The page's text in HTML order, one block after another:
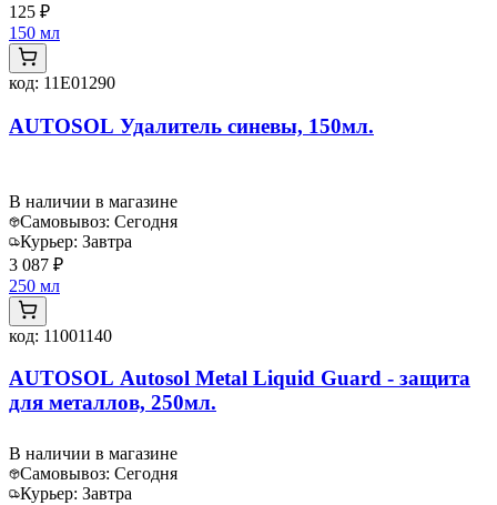
125 ₽
150 мл
код: 11E01290
AUTOSOL Удалитель синевы, 150мл.
В наличии в магазине
Самовывоз: Сегодня
Курьер: Завтра
3 087 ₽
250 мл
код: 11001140
AUTOSOL Autosol Metal Liquid Guard - защита
для металлов, 250мл.
В наличии в магазине
Самовывоз: Сегодня
Курьер: Завтра